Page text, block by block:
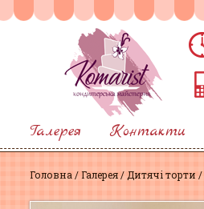
Галерея Контакти
Головна Галерея Дитячі торти